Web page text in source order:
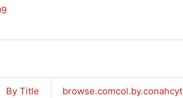
By Title browse.comcol.by.conahcyt